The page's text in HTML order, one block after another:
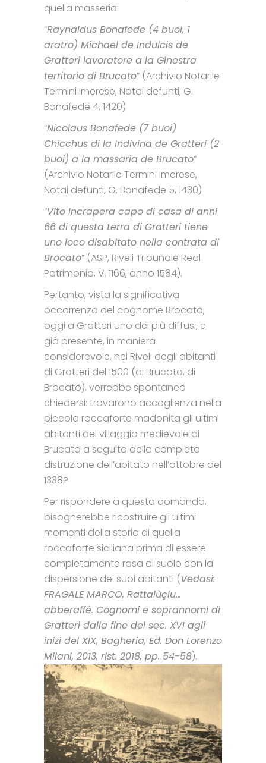
quella masseria:
“Raynaldus Bonafede (4 buoi, 1
aratro) Michael de Indulcis de
Gratteri lavoratore a la Ginestra
territorio di Brucato” (Archivio Notarile
Termini Imerese, Notai defunti, G.
Bonafede 4, 1420)
“Nicolaus Bonafede (7 buoi)
Chicchus di la Indivina de Gratteri (2
buoi) a la massaria de Brucato”
(Archivio Notarile Termini Imerese,
Notai defunti, G. Bonafede 5, 1430)
“Vito Incrapera capo di casa di anni
66 di questa terra di Gratteri tiene
uno loco disabitato nella contrata di
Brocato” (ASP, Riveli Tribunale Real
Patrimonio, V. 1166, anno 1584).
Pertanto, vista la significativa
occorrenza del cognome Brocato,
oggi a Gratteri uno dei più diffusi, e
già presente, in maniera
considerevole, nei Riveli degli abitanti
di Gratteri del 1500 (di Brucato, di
Brocato), verrebbe spontaneo
chiedersi: trovarono accoglienza nella
piccola roccaforte madonita gli ultimi
abitanti del villaggio medievale di
Brucato a seguito della completa
distruzione dell’abitato nell’ottobre del
1338?
Per rispondere a questa domanda,
bisognerebbe ricostruire gli ultimi
momenti della storia di quella
roccaforte siciliana prima di essere
completamente rasa al suolo con la
dispersione dei suoi abitanti (Vedasi:
FRAGALE MARCO, Rattalùçiu…
abberaffé. Cognomi e soprannomi di
Gratteri dalla fine del sec. XVI agli
inizi del XIX, Bagheria, Ed. Don Lorenzo
Milani, 2013, rist. 2018, pp. 54-58).